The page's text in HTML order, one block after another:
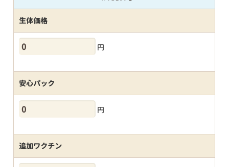
生体価格
円
安心パック
円
追加ワクチン